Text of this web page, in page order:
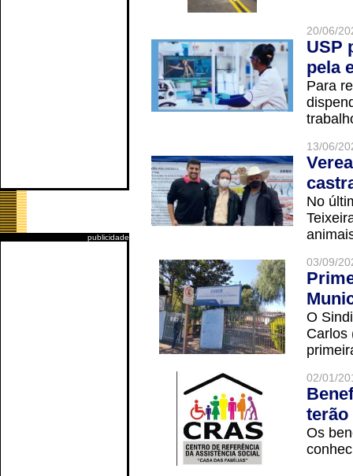
publicidade
20/06/
USP
pela
Para
13/06/
No
03/09/
O
Carlos
02/01/
terão
Os